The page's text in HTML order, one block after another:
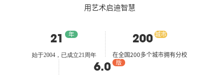
用艺术启迪智慧
21 年
始于2004， 已成立21周年
200 城市
在全国200多个城市拥有分校
6.0 版